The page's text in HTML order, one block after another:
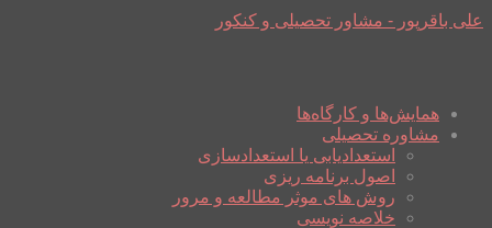
علی باقرپور - مشاور تحصیلی و کنکور
همایش‌ها و کارگاه‌ها
مشاوره تحصیلی
استعدادیابی یا استعدادسازی
اصول برنامه ریزی
روش های موثر مطالعه و مرور
خلاصه نویسی